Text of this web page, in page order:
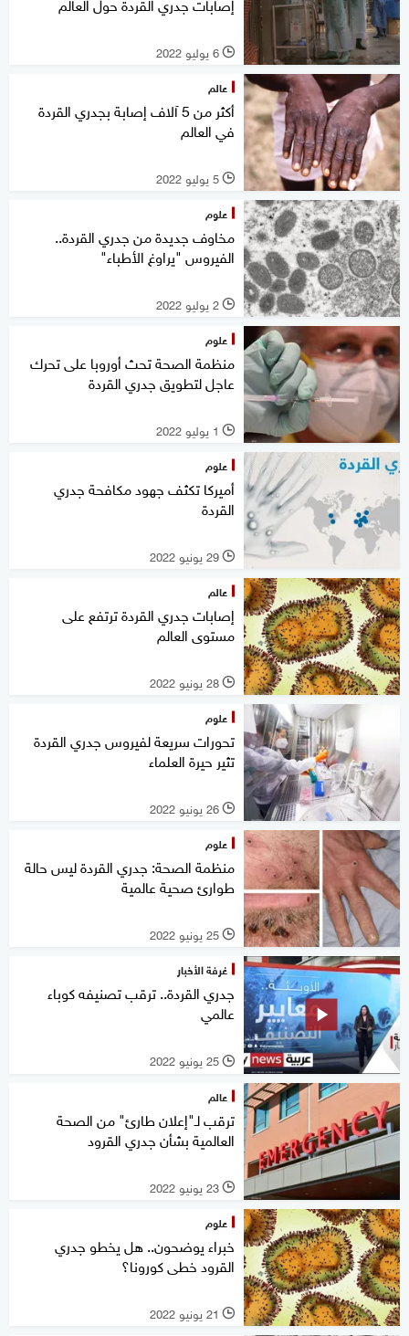
l 6 يوليو 2022
عالم
أكثر من 5 آلاف إصابة بجدري القردة
في العالم
l 5 يوليو 2022
علوم
مخاوف جديدة من جدري القردة..
الفيروس "يراوغ الأطباء"
l 2 يوليو 2022
علوم
منظمة الصحة تحث أوروبا على تحرك
عاجل لتطويق جدري القردة
l 1 يوليو 2022
علوم
أميركا تكثف جهود مكافحة جدري
القردة
l 29 يونيو 2022
عالم
إصابات جدري القردة ترتفع على
مستوى العالم
l 28 يونيو 2022
علوم
تحورات سريعة لفيروس جدري القردة
تثير حيرة العلماء
l 26 يونيو 2022
علوم
منظمة الصحة: جدري القردة ليس حالة
طوارئ صحية عالمية
l 25 يونيو 2022
غرفة الأخبار
جدري القردة.. ترقب تصنيفه كوباء
عالمي
l 25 يونيو 2022
عالم
ترقب لـ"إعلان طارئ" من الصحة
العالمية بشأن جدري القرود
l 23 يونيو 2022
علوم
خبراء يوضحون.. هل يخطو جدري
القرود خطى كورونا؟
l 21 يونيو 2022